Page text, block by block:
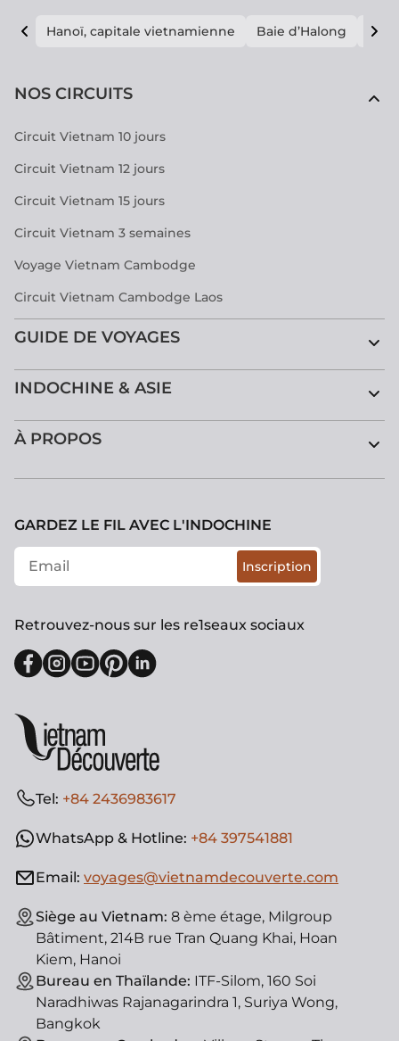
Hanoï, capitale vietnamienne Baie d’Halong E
NOS CIRCUITS
Circuit Vietnam 10 jours
Circuit Vietnam 12 jours
Circuit Vietnam 15 jours
Circuit Vietnam 3 semaines
Voyage Vietnam Cambodge
Circuit Vietnam Cambodge Laos
GUIDE DE VOYAGES
INDOCHINE & ASIE
À PROPOS
Tel: +84 2436983617
WhatsApp & Hotline: +84 397541881
Email: voyages@vietnamdecouverte.com
Siège au Vietnam: 8 ème étage, Milgroup
Bâtiment, 214B rue Tran Quang Khai, Hoan
Kiem, Hanoi
Bureau en Thaïlande: ITF-Silom, 160 Soi
Naradhiwas Rajanagarindra 1, Suriya Wong,
Bangkok
GARDEZ LE FIL AVEC L'INDOCHINE
Inscription
Retrouvez-nous sur les re1seaux sociaux